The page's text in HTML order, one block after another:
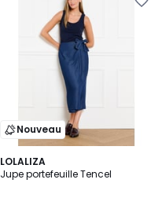
Nouveau
LOLALIZA
Jupe portefeuille Tencel